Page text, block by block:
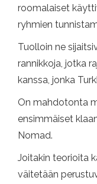
roomalaiset
ryhmien
Tuolloin ne
rannikkoja, jotka
kanssa, jonka
On mahdotonta
ensimmäiset
Nomad.
Joitakin teorioita
väitetään